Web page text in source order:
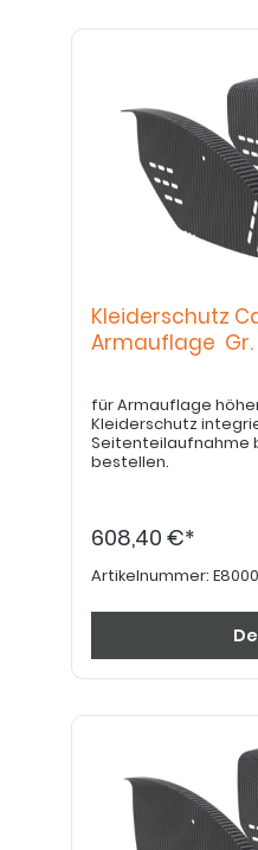
Kleiderschutz
Armauflage
für Armauflage
Kleiderschutz
Seitenteilaufnahme
bestellen.
608,40 €*
Artikelnummer: